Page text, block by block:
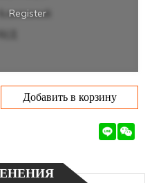
Алюминий
Register
Добавить в корзину